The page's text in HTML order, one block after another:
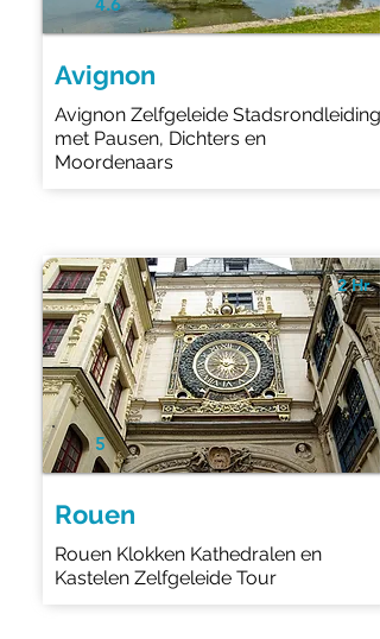
Avignon
Avignon Zelfgeleide Stadsrondleiding
met Pausen, Dichters en
Moordenaars
5
Rouen
Rouen Klokken Kathedralen en
Kastelen Zelfgeleide Tour
2 Hr